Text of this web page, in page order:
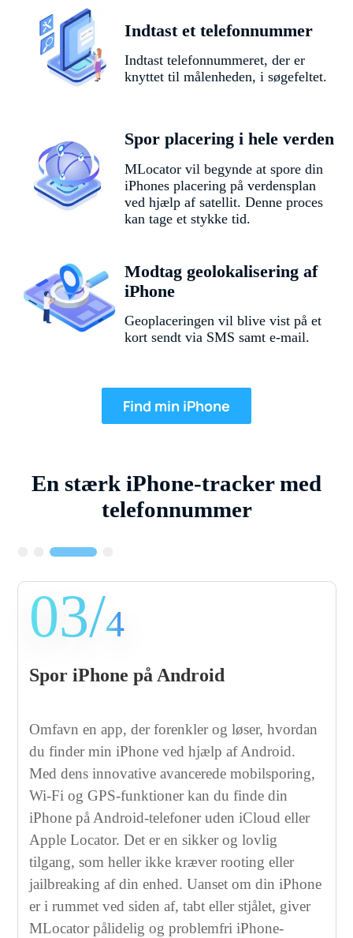
Indtast et telefonnummer
Indtast telefonnummeret, der er
knyttet til målenheden, i søgefeltet.
Spor placering i hele verden
MLocator vil begynde at spore din
iPhones placering på verdensplan
ved hjælp af satellit. Denne proces
kan tage et stykke tid.
Modtag geolokalisering af
iPhone
Geoplaceringen vil blive vist på et
kort sendt via SMS samt e-mail.
Find min iPhone
En stærk iPhone-tracker med
telefonnummer
03/4
Spor iPhone på Android
Omfavn en app, der forenkler og løser, hvordan
du finder min iPhone ved hjælp af Android.
Med dens innovative avancerede mobilsporing,
Wi-Fi og GPS-funktioner kan du finde din
iPhone på Android-telefoner uden iCloud eller
Apple Locator. Det er en sikker og lovlig
tilgang, som heller ikke kræver rooting eller
jailbreaking af din enhed. Uanset om din iPhone
er i rummet ved siden af, tabt eller stjålet, giver
MLocator pålidelig og problemfri iPhone-